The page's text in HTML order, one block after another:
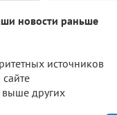
новости раньше
источников
выше других